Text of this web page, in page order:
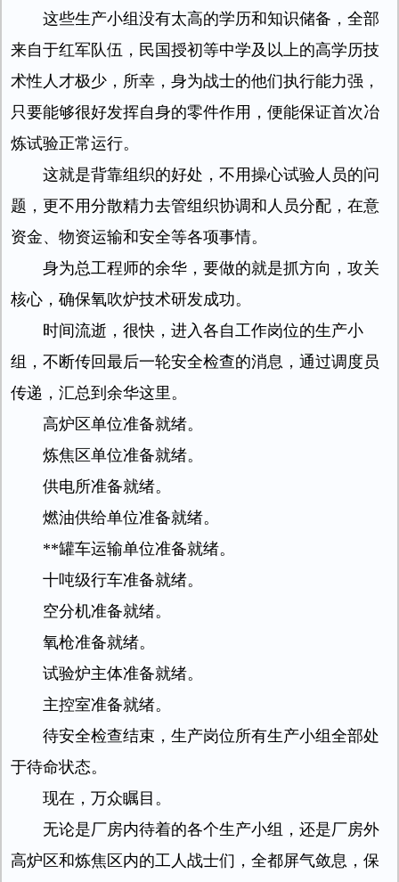
这些生产小组没有太高的学历和知识储备，全部
来自于红军队伍，民国授初等中学及以上的高学历技
术性人才极少，所幸，身为战士的他们执行能力强，
只要能够很好发挥自身的零件作用，便能保证首次冶
炼试验正常运行。
这就是背靠组织的好处，不用操心试验人员的问
题，更不用分散精力去管组织协调和人员分配，在意
资金、物资运输和安全等各项事情。
身为总工程师的余华，要做的就是抓方向，攻关
核心，确保氧吹炉技术研发成功。
时间流逝，很快，进入各自工作岗位的生产小
组，不断传回最后一轮安全检查的消息，通过调度员
传递，汇总到余华这里。
高炉区单位准备就绪。
炼焦区单位准备就绪。
供电所准备就绪。
燃油供给单位准备就绪。
**罐车运输单位准备就绪。
十吨级行车准备就绪。
空分机准备就绪。
氧枪准备就绪。
试验炉主体准备就绪。
主控室准备就绪。
待安全检查结束，生产岗位所有生产小组全部处
于待命状态。
现在，万众瞩目。
无论是厂房内待着的各个生产小组，还是厂房外
高炉区和炼焦区内的工人战士们，全都屏气敛息，保